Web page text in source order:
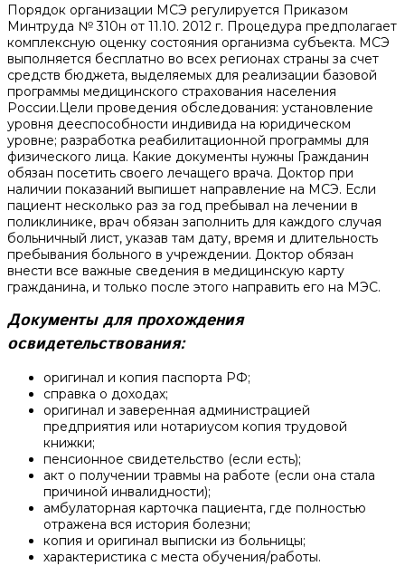
Порядок организации МСЭ регулируется Приказом
Минтруда № 310н от 11.10. 2012 г. Процедура предполагает
комплексную оценку состояния организма субъекта. МСЭ
выполняется бесплатно во всех регионах страны за счет
средств бюджета, выделяемых для реализации базовой
программы медицинского страхования населения
России.Цели проведения обследования: установление
уровня дееспособности индивида на юридическом
уровне; разработка реабилитационной программы для
физического лица. Какие документы нужны Гражданин
обязан посетить своего лечащего врача. Доктор при
наличии показаний выпишет направление на МСЭ. Если
пациент несколько раз за год пребывал на лечении в
поликлинике, врач обязан заполнить для каждого случая
больничный лист, указав там дату, время и длительность
пребывания больного в учреждении. Доктор обязан
внести все важные сведения в медицинскую карту
гражданина, и только после этого направить его на МЭС.
Документы для прохождения
освидетельствования:
оригинал и копия паспорта РФ;
справка о доходах;
оригинал и заверенная администрацией
предприятия или нотариусом копия трудовой
книжки;
пенсионное свидетельство (если есть);
акт о получении травмы на работе (если она стала
причиной инвалидности);
амбулаторная карточка пациента, где полностью
отражена вся история болезни;
копия и оригинал выписки из больницы;
характеристика с места обучения/работы.